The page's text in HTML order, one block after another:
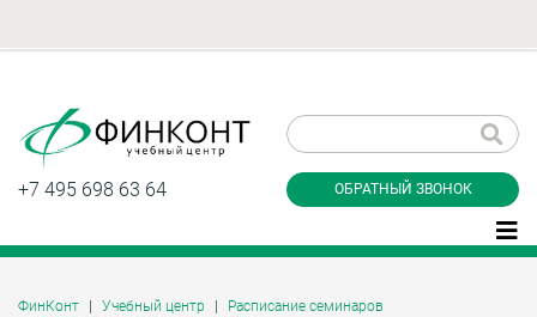
+7 495 698 63 64 ОБРАТНЫЙ ЗВОНОК
ФинКонт Учебный центр
Расписание семинаров
звонок